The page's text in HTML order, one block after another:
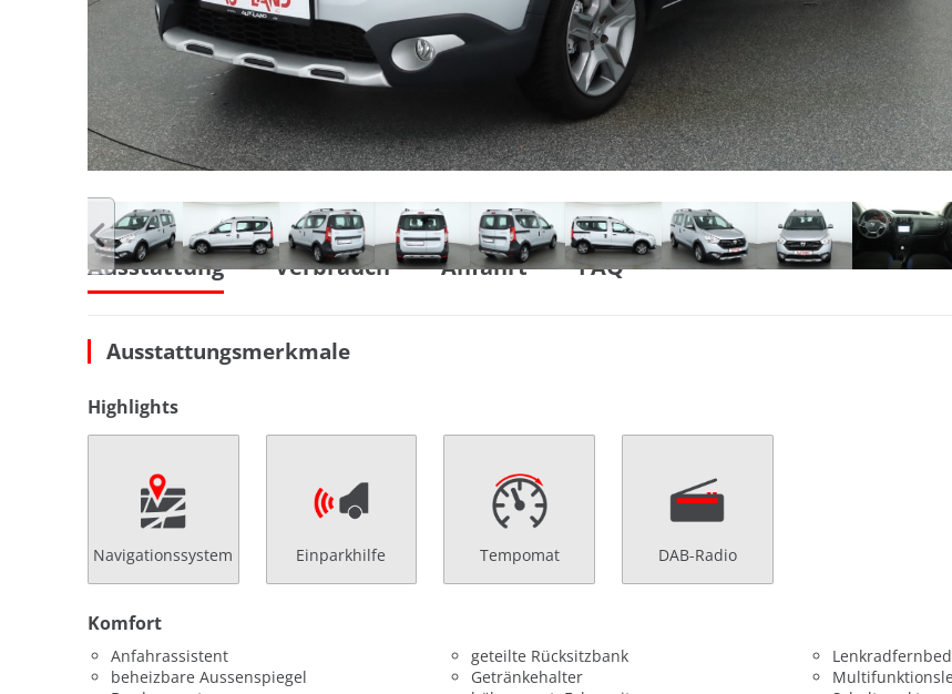
Ausstattung Verbrauch Anfahrt FAQ
Ausstattungsmerkmale
Highlights
Navigationssystem Einparkhilfe Tempomat DAB-Radio
Komfort
Anfahrassistent
beheizbare Aussenspiegel
geteilte Rücksitzbank
Getränkehalter